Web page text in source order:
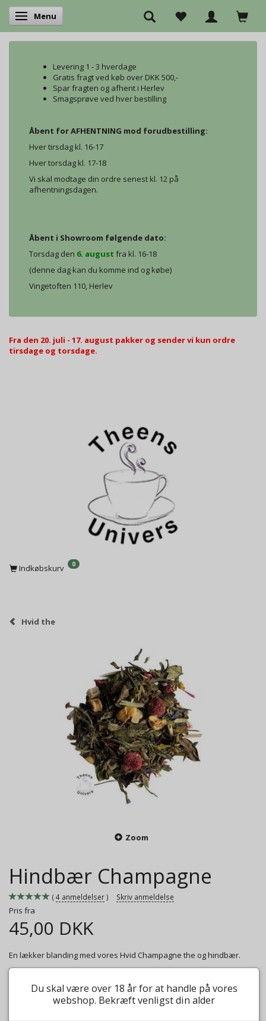
Skifte navigation
Menu
Levering 1 - 3 hverdage
Gratis fragt ved køb over DKK 500,-
Spar fragten og afhent i Herlev
Smagsprøve ved hver bestilling
Åbent for AFHENTNING mod forudbestilling:
Hver tirsdag kl. 16-17
Hver torsdag kl. 17-18
Vi skal modtage din ordre senest kl. 12 på
afhentningsdagen.
Åbent i Showroom følgende dato:
Torsdag den 6. august fra kl. 16-18
(denne dag kan du komme ind og købe)
Vingetoften 110, Herlev
Fra den 20. juli - 17. august pakker og sender vi kun ordre
tirsdage og torsdage.
Indkøbskurv 0
Hvid the
Zoom
Hindbær Champagne
4 anmeldelser Skriv anmeldelse
Pris fra
45,00 DKK
En lækker blanding med vores Hvid Champagne the og hindbær.
Mere information
Model/varenr.: Hindbær Champagne
Du skal være over 18 år for at handle på vores
webshop. Bekræft venligst din alder